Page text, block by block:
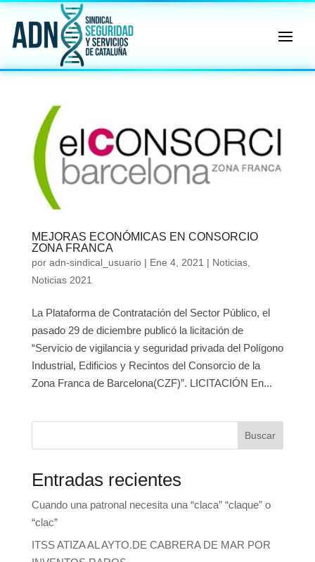
MEJORAS ECONÓMICAS EN CONSORCIO
ZONA FRANCA
por adn-sindical_usuario| Ene 4, 2021 | Noticias,
Noticias 2021
La Plataforma de Contratación del Sector Público, el
pasado 29 de diciembre publicó la licitación de
“Servicio de vigilancia y seguridad privada del Polígono
Industrial, Edificios y Recintos del Consorcio de la
Zona Franca de Barcelona(CZF)”. LICITACIÓN En...
Buscar
Entradas recientes
Cuando una patronal necesita una “claca” “claque” o
“clac”
ITSS ATIZA AL AYTO.DE CABRERA DE MAR POR
✖
Sindical
ℹ️ Consulta General a Sede (Email)
⚖️ Dpto. Jurídico y Abogados (Email)
🤖 Dudas Rápidas del Convenio (IA)
📄 Herramienta: Generador Plantillas
✊ Trámite: Afiliarse al Sindicato
📍 Info: Horarios y Contacto Sede